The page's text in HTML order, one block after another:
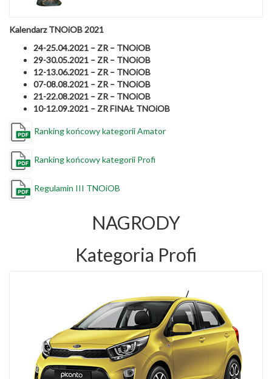
Kalendarz TNOiOB 2021
24-25.04.2021 – ZR – TNOiOB
29-30.05.2021 – ZR – TNOiOB
12-13.06.2021 – ZR – TNOiOB
07-08.08.2021 – ZR – TNOiOB
21-22.08.2021 – ZR – TNOiOB
10-12.09.2021 – ZR FINAŁ TNOiOB
Ranking końcowy kategorii Amator
Ranking końcowy kategorii Profi
Regulamin III TNOiOB
NAGRODY
Kategoria Profi